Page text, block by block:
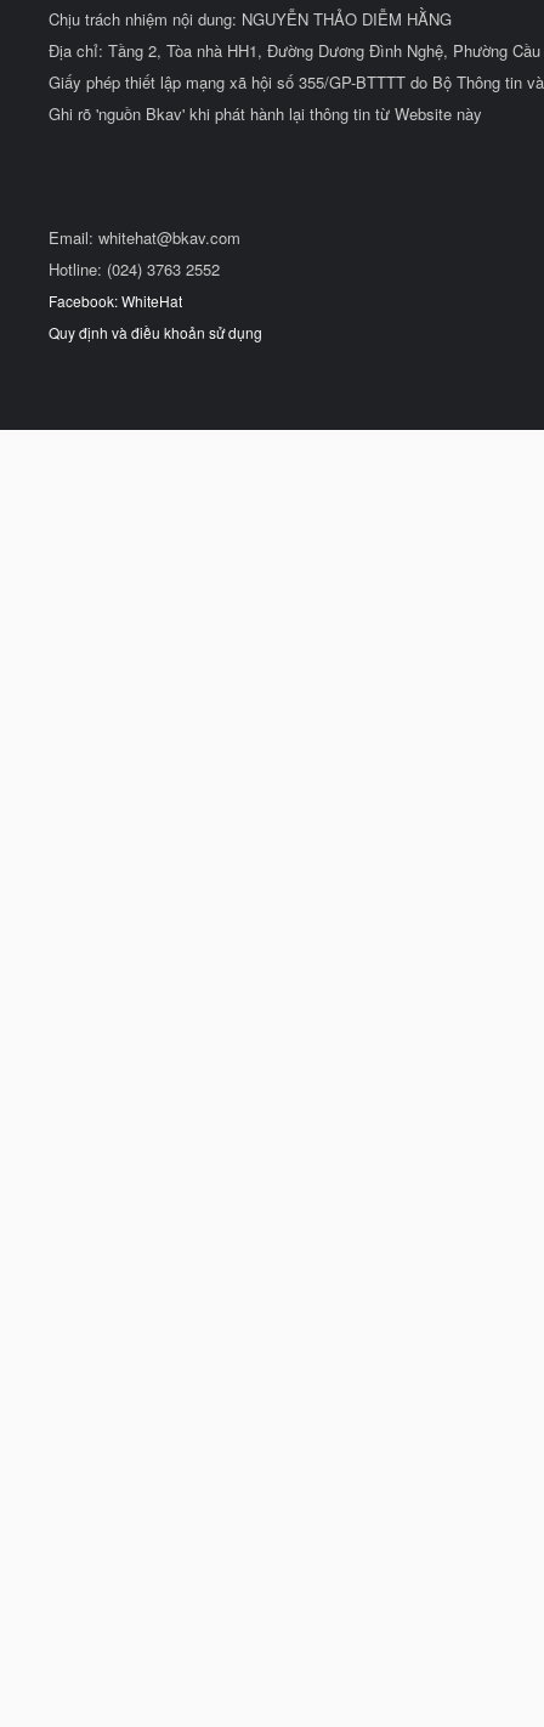
Chịu trách nhiệm nội dung: NGUYỄN THẢO DIỄM HẰNG
Địa chỉ: Tầng 2, Tòa nhà HH1, Đường Dương Đình Nghệ, Phường
Giấy phép thiết lập mạng xã hội số 355/GP-BTTTT do Bộ Thông tin
Ghi rõ 'nguồn Bkav' khi phát hành lại thông tin từ Website này
Email: whitehat@bkav.com
Hotline: (024) 3763 2552
Facebook: WhiteHat
Quy định và điều khoản sử dụng